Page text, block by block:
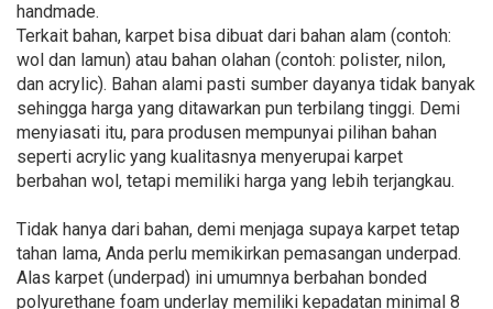
handmade.
Terkait bahan, karpet bisa dibuat dari bahan alam (contoh:
wol dan lamun) atau bahan olahan (contoh: polister, nilon,
dan acrylic). Bahan alami pasti sumber dayanya tidak banyak
sehingga harga yang ditawarkan pun terbilang tinggi. Demi
menyiasati itu, para produsen mempunyai pilihan bahan
seperti acrylic yang kualitasnya menyerupai karpet
berbahan wol, tetapi memiliki harga yang lebih terjangkau.
Tidak hanya dari bahan, demi menjaga supaya karpet tetap
tahan lama, Anda perlu memikirkan pemasangan underpad.
Alas karpet (underpad) ini umumnya berbahan bonded
polyurethane foam underlay memiliki kepadatan minimal 8